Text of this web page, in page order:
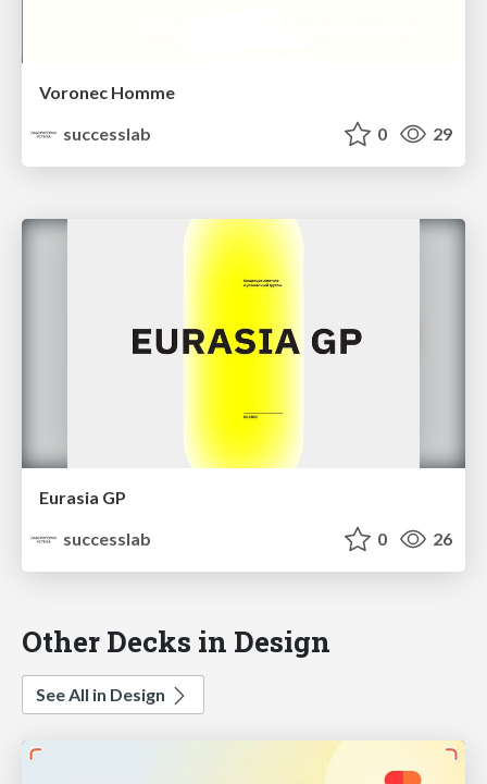
Voronec Homme
successlab
0 29
Eurasia GP
successlab
0 26
Other Decks in Design
See All in Design